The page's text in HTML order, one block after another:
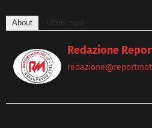
About Ultimi post
Redazione